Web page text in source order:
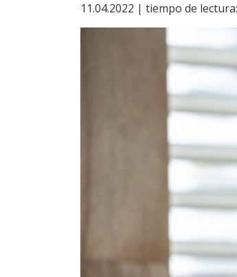
11.04.2022 | tiempo de lectura: